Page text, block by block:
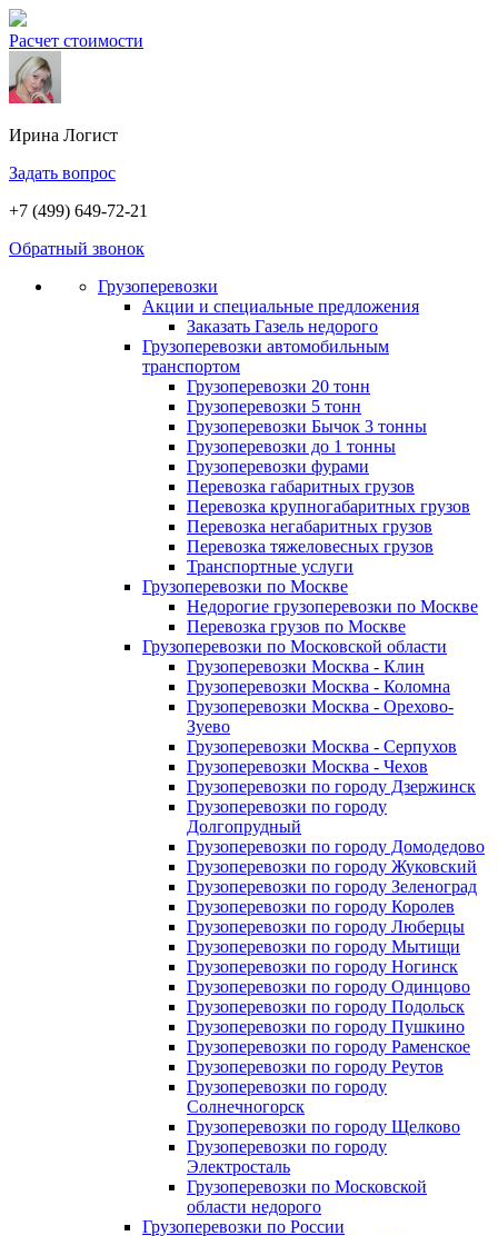
Расчет стоимости
Ирина Логист
Задать вопрос
+7 (499) 649-72-21
Обратный звонок
Грузоперевозки
Акции и специальные предложения
Заказать Газель недорого
Грузоперевозки автомобильным
транспортом
Грузоперевозки 20 тонн
Грузоперевозки 5 тонн
Грузоперевозки Бычок 3 тонны
Грузоперевозки до 1 тонны
Грузоперевозки фурами
Перевозка габаритных грузов
Перевозка крупногабаритных грузов
Перевозка негабаритных грузов
Перевозка тяжеловесных грузов
Транспортные услуги
Грузоперевозки по Москве
Недорогие грузоперевозки по Москве
Перевозка грузов по Москве
Грузоперевозки по Московской области
Грузоперевозки Москва - Клин
Грузоперевозки Москва - Коломна
Грузоперевозки Москва - Орехово-
Зуево
Грузоперевозки Москва - Серпухов
Грузоперевозки Москва - Чехов
Грузоперевозки по городу Дзержинск
Грузоперевозки по городу
Долгопрудный
Грузоперевозки по городу Домодедово
Грузоперевозки по городу Жуковский
Грузоперевозки по городу Зеленоград
Грузоперевозки по городу Королев
Грузоперевозки по городу Люберцы
Грузоперевозки по городу Мытищи
Грузоперевозки по городу Ногинск
Грузоперевозки по городу Одинцово
Грузоперевозки по городу Подольск
Грузоперевозки по городу Пушкино
Грузоперевозки по городу Раменское
Грузоперевозки по городу Реутов
Грузоперевозки по городу
Солнечногорск
Грузоперевозки по городу Щелково
Грузоперевозки по городу
Электросталь
Грузоперевозки по Московской
области недорого
Грузоперевозки по России